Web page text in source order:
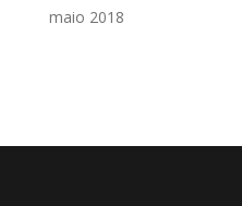
maio 2018